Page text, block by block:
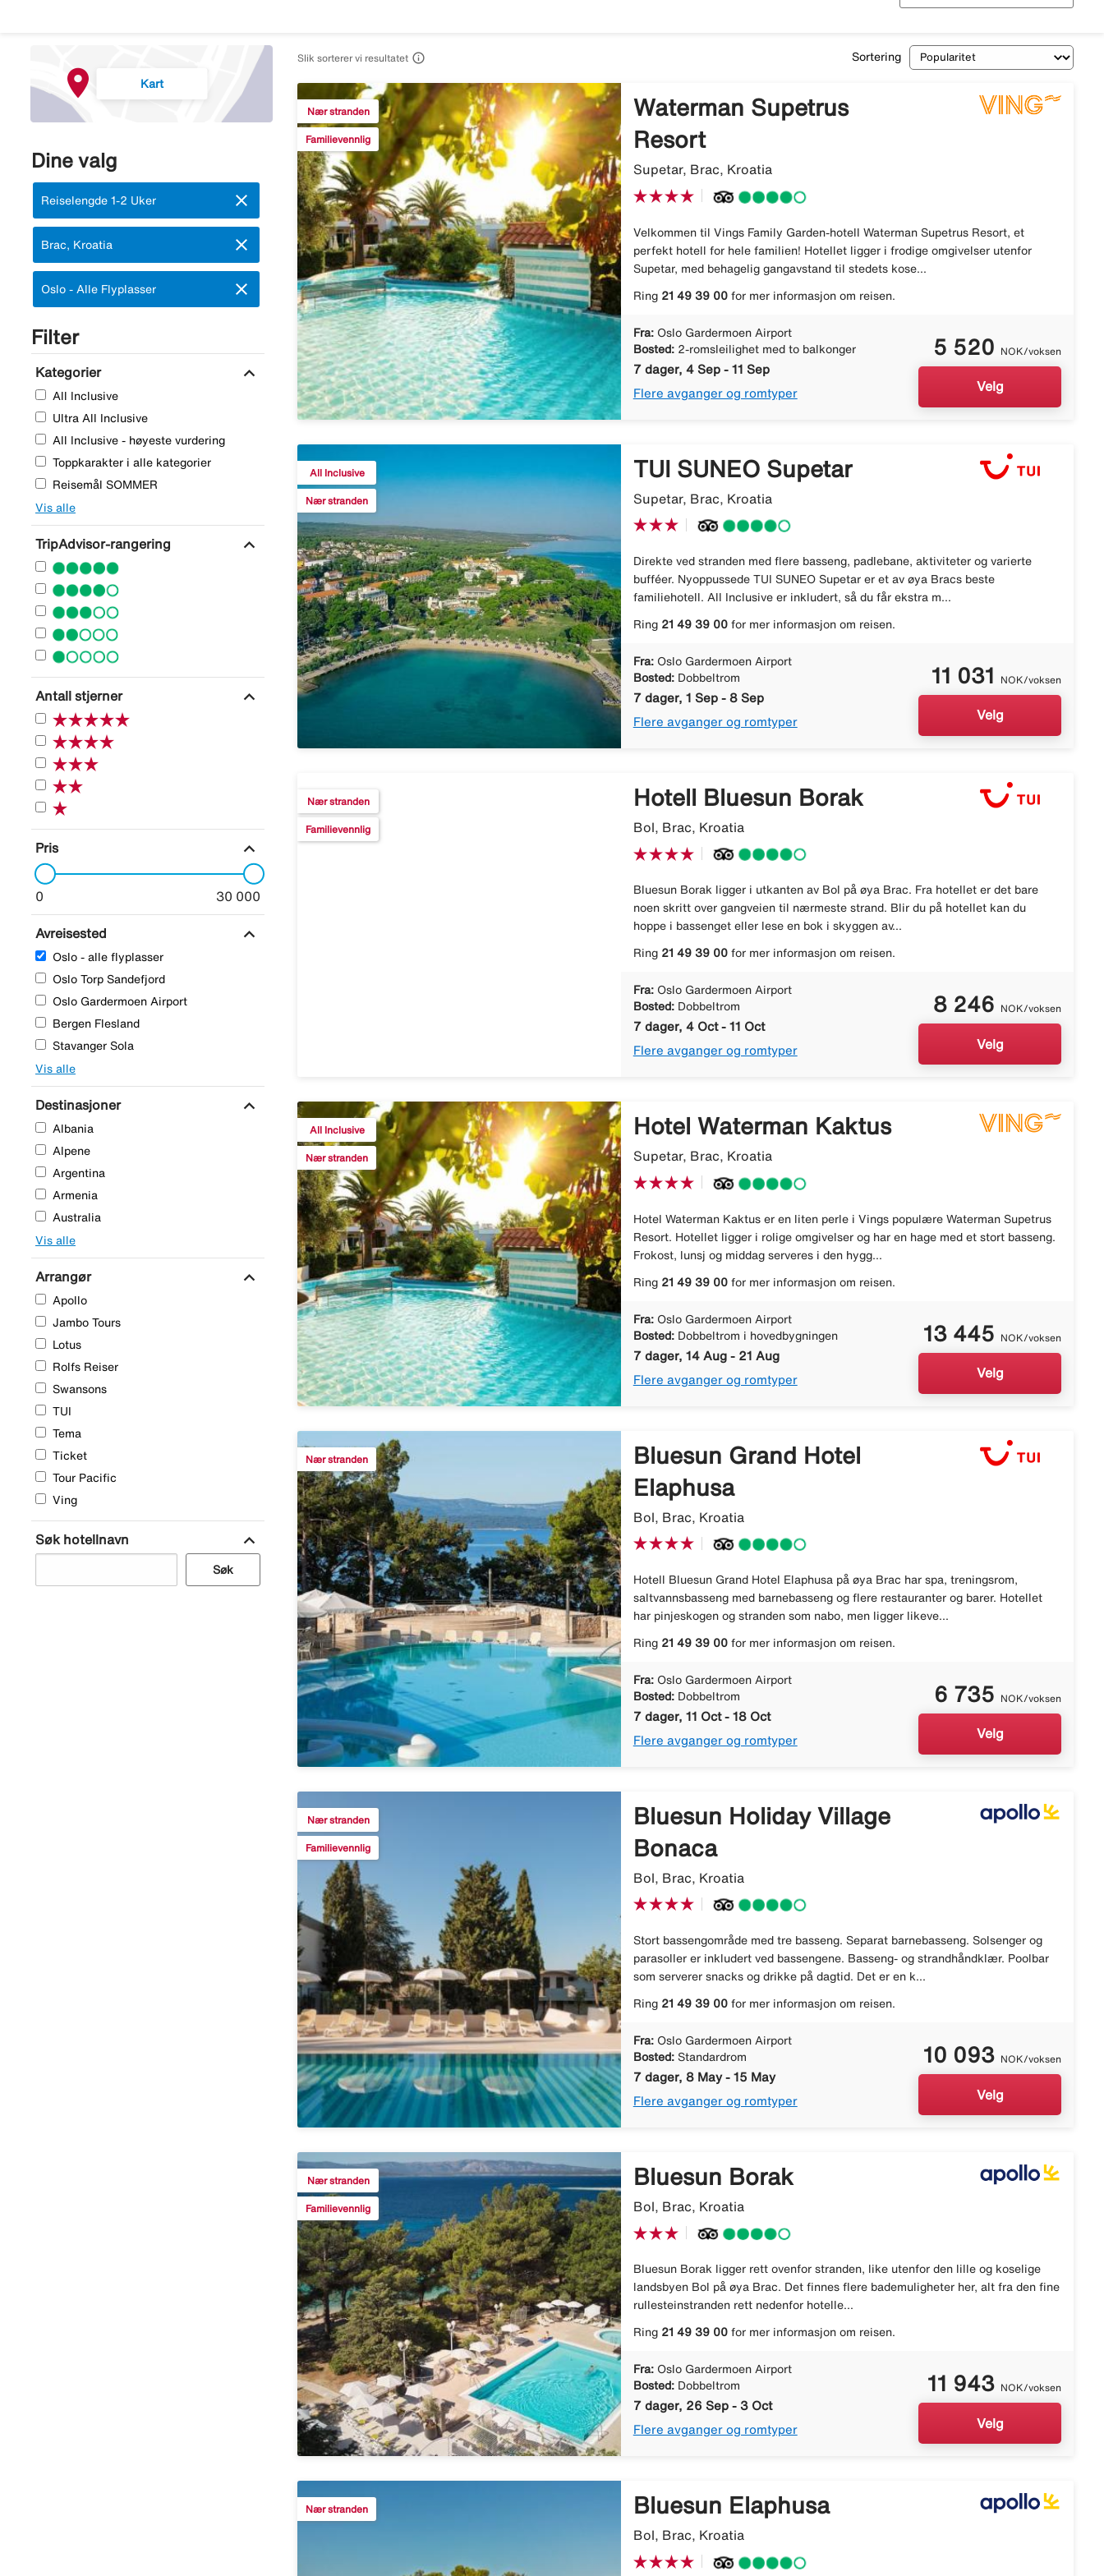
Kart
Dine valg
Fjern:
Reiselengde 1-2 Uker close
Fjern:
Brac, Kroatia close
Fjern:
Oslo - Alle Flyplasser close
Filter
Kategorier expand_more
All Inclusive
Ultra All Inclusive
All Inclusive - høyeste vurdering
Toppkarakter i alle kategorier
Reisemål SOMMER
Vis alle
TripAdvisor-rangering expand_more
Antall stjerner expand_more
Pris expand_more
0 30 000
Avreisested expand_more
Oslo - alle flyplasser
Oslo Torp Sandefjord
Oslo Gardermoen Airport
Bergen Flesland
Stavanger Sola
Vis alle
Destinasjoner expand_more
Albania
Alpene
Argentina
Armenia
Australia
Vis alle
Arrangør expand_more
Apollo
Jambo Tours
Lotus
Rolfs Reiser
Swansons
TUI
Tema
Ticket
Tour Pacific
Ving
Søk hotellnavn expand_more
Søk
Slik sorterer vi resultatet  Sortering
Nær stranden
Familievennlig
Waterman Supetrus
Resort
Supetar, Brac, Kroatia
Velkommen til Vings Family Garden-hotell Waterman Supetrus Resort, et
perfekt hotell for hele familien! Hotellet ligger i frodige omgivelser utenfor
Supetar, med behagelig gangavstand til stedets kose...
Ring 21 49 39 00for mer informasjon om reisen.
Fra: Oslo Gardermoen Airport
Bosted: 2-romsleilighet med to balkonger
7 dager, 4 Sep - 11 Sep
Flere avganger og romtyper
5 520 NOK/voksen
Velg
All Inclusive
Nær stranden
TUI SUNEO Supetar
Supetar, Brac, Kroatia
Direkte ved stranden med flere basseng, padlebane, aktiviteter og varierte
bufféer. Nyoppussede TUI SUNEO Supetar er et av øya Bracs beste
familiehotell. All Inclusive er inkludert, så du får ekstra m...
Ring 21 49 39 00for mer informasjon om reisen.
Fra: Oslo Gardermoen Airport
Bosted: Dobbeltrom
7 dager, 1 Sep - 8 Sep
Flere avganger og romtyper
11 031 NOK/voksen
Velg
Nær stranden
Familievennlig
Hotell Bluesun Borak
Bol, Brac, Kroatia
Bluesun Borak ligger i utkanten av Bol på øya Brac. Fra hotellet er det bare
noen skritt over gangveien til nærmeste strand. Blir du på hotellet kan du
hoppe i bassenget eller lese en bok i skyggen av...
Ring 21 49 39 00for mer informasjon om reisen.
Fra: Oslo Gardermoen Airport
Bosted: Dobbeltrom
7 dager, 4 Oct - 11 Oct
Flere avganger og romtyper
8 246 NOK/voksen
Velg
All Inclusive
Nær stranden
Hotel Waterman Kaktus
Supetar, Brac, Kroatia
Hotel Waterman Kaktus er en liten perle i Vings populære Waterman Supetrus
Resort. Hotellet ligger i rolige omgivelser og har en hage med et stort basseng.
Frokost, lunsj og middag serveres i den hygg...
Ring 21 49 39 00for mer informasjon om reisen.
Fra: Oslo Gardermoen Airport
Bosted: Dobbeltrom i hovedbygningen
7 dager, 14 Aug - 21 Aug
Flere avganger og romtyper
13 445 NOK/voksen
Velg
Nær stranden
Bluesun Grand Hotel
Elaphusa
Bol, Brac, Kroatia
Hotell Bluesun Grand Hotel Elaphusa på øya Brac har spa, treningsrom,
saltvannsbasseng med barnebasseng og flere restauranter og barer. Hotellet
har pinjeskogen og stranden som nabo, men ligger likeve...
Ring 21 49 39 00for mer informasjon om reisen.
Fra: Oslo Gardermoen Airport
Bosted: Dobbeltrom
7 dager, 11 Oct - 18 Oct
Flere avganger og romtyper
6 735 NOK/voksen
Velg
Nær stranden
Familievennlig
Bluesun Holiday Village
Bonaca
Bol, Brac, Kroatia
Stort bassengområde med tre basseng. Separat barnebasseng. Solsenger og
parasoller er inkludert ved bassengene. Basseng- og strandhåndklær. Poolbar
som serverer snacks og drikke på dagtid. Det er en k...
Ring 21 49 39 00for mer informasjon om reisen.
Fra: Oslo Gardermoen Airport
Bosted: Standardrom
7 dager, 8 May - 15 May
Flere avganger og romtyper
10 093 NOK/voksen
Velg
Nær stranden
Familievennlig
Bluesun Borak
Bol, Brac, Kroatia
Bluesun Borak ligger rett ovenfor stranden, like utenfor den lille og koselige
landsbyen Bol på øya Brac. Det finnes flere bademuligheter her, alt fra den fine
rullesteinstranden rett nedenfor hotelle...
Ring 21 49 39 00for mer informasjon om reisen.
Fra: Oslo Gardermoen Airport
Bosted: Dobbeltrom
7 dager, 26 Sep - 3 Oct
Flere avganger og romtyper
11 943 NOK/voksen
Velg
Nær stranden Bluesun Elaphusa
Bol, Brac, Kroatia